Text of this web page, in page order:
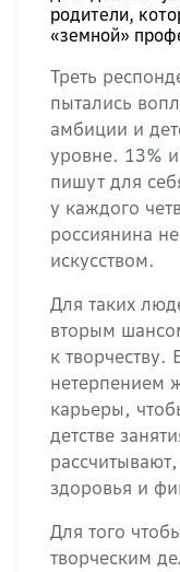
родители,
«земной»
Треть
пытались
амбиции и
уровне. 13%
пишут для
у каждого
россиянина
искусством.
Для таких
вторым
к творчеству.
нетерпением
карьеры,
детстве
здоровья и
Для того
творческим